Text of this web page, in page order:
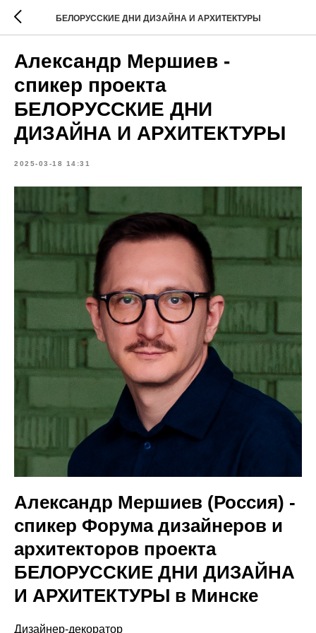
БЕЛОРУССКИЕ ДНИ ДИЗАЙНА И АРХИТЕКТУРЫ
Александр Мершиев -
спикер проекта
БЕЛОРУССКИЕ ДНИ
ДИЗАЙНА И АРХИТЕКТУРЫ
2025-03-18 14:31
Александр Мершиев (Россия) -
спикер Форума дизайнеров и
архитекторов проекта
БЕЛОРУССКИЕ ДНИ ДИЗАЙНА
И АРХИТЕКТУРЫ в Минске
Дизайнер-декоратор